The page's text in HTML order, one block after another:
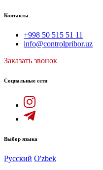
Контакты
+998 50 515 51 11
info@controlpribor.uz
Заказать звонок
Социальные сети
Выбор языка
Русский O'zbek